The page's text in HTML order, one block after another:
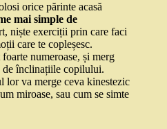
orice părinte acasă
mai simple de
niște exerciții prin care faci
care te copleșesc.
numeroase, și merg
înclinațiile copilului.
lor va merge ceva kinestezic
miroase, sau cum se simte